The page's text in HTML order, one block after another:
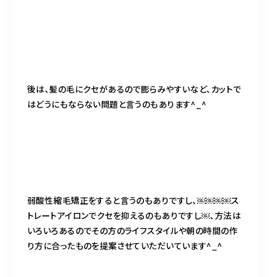
後は、髪の毛にクセがあるので膨らみやすいなど、カットで
はどうにもならない問題と言うのもあります^_^
弱酸性縮毛矯正をすると言うのもありですし、￼￼￼￼ス
トレートアイロンでクセを抑えるのもありですし￼、方法は
いろいろあるのでその方のライフスタイルや朝の時間の作
り方に合ったものを提案させていただいています^_^